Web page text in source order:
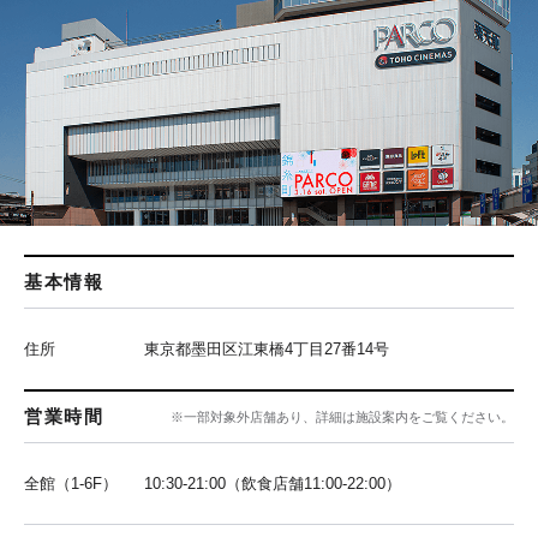
基本情報
住所 東京都墨田区江東橋4丁目27番14号
営業時間 ※一部対象外店舗あり、詳細は施設案内をご覧ください。
全館（1-6F） 10:30-21:00（飲食店舗11:00-22:00）